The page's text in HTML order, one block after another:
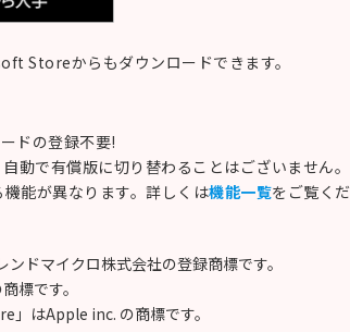
Storeからもダウンロードできます。
ドの登録不要!
動で有償版に切り替わることはございません。
能が異なります。詳しくは機能一覧をご覧くだ
ドマイクロ株式会社の登録商標です。
標です。
」はApple inc. の商標です。